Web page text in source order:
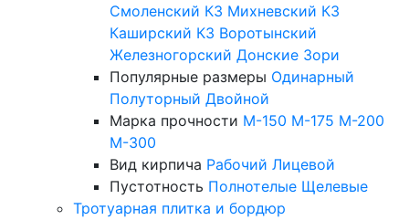
Смоленский КЗ Михневский КЗ
Каширский КЗ Воротынский
Железногорский Донские Зори
Популярные размеры Одинарный
Полуторный Двойной
Марка прочности М-150 М-175 М-200
М-300
Вид кирпича Рабочий Лицевой
Пустотность Полнотелые Щелевые
Тротуарная плитка и бордюр